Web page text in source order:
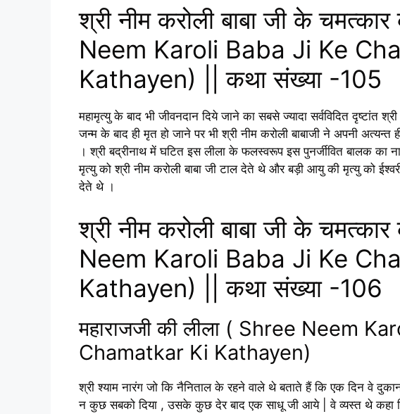
श्री नीम करोली बाबा जी के
Neem Karoli Baba Ji Ke
Kathayen) || कथा संख्या -105
महामृत्यु के बाद भी जीवनदान दिये जाने का सबसे ज्यादा सर्वविदित दृष्टांत
जन्म के बाद ही मृत हो जाने पर भी श्री नीम करोली बाबाजी ने अपनी
। श्री बद्रीनाथ में घटित इस लीला के फलस्वरूप इस पुनर्जीवित बालक का
मृत्यु को श्री नीम करोली बाबा जी टाल देते थे और बड़ी आयु की मृत्यु को
देते थे ।
श्री नीम करोली बाबा जी के
Neem Karoli Baba Ji Ke
Kathayen) || कथा संख्या -106
महाराजजी की लीला ( Shree Neem
Chamatkar Ki Kathayen)
श्री श्याम नारंग जो कि नैनिताल के रहने वाले थे बताते हैं कि एक दिन वे
न कुछ सबको दिया , उसके कुछ देर बाद एक साधू जी आये | वे व्यस्त थे कहा